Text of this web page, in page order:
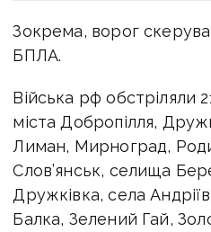
Зокрема, ворог
БПЛА.
Війська рф обстріляли
міста Добропілля,
Лиман, Мирноград,
Слов’янськ, селища
Дружківка, села
Балка, Зелений Гай,